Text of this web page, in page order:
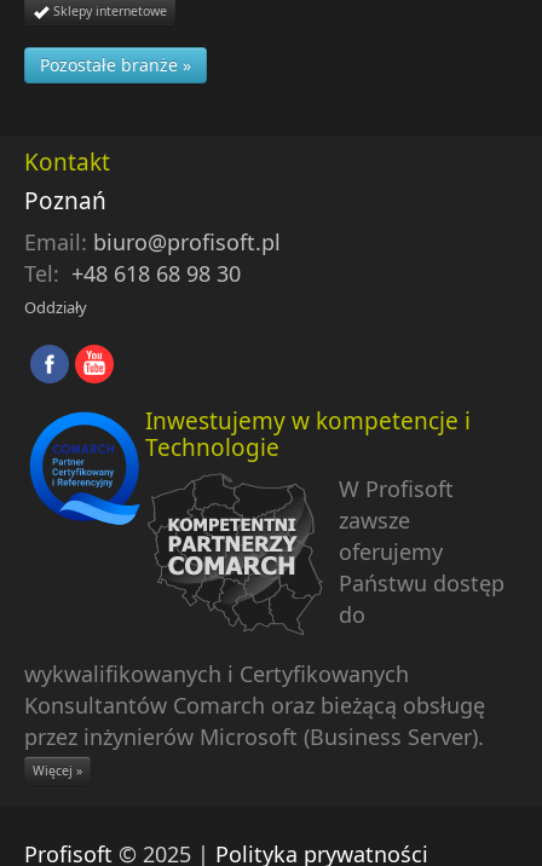
Sklepy internetowe
Pozostałe branże »
Kontakt
Poznań
Email: biuro@profisoft.pl
Tel: +48 618 68 98 30
Oddziały
Inwestujemy w kompetencje i
Technologie
W Profisoft
zawsze
oferujemy
Państwu dostęp
do
wykwalifikowanych i Certyfikowanych
Konsultantów Comarch oraz bieżącą obsługę
przez inżynierów Microsoft (Business Server).
Więcej »
Profisoft © 2025 | Polityka prywatności